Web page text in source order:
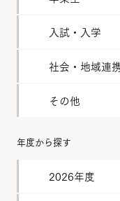
入試・入学
社会・地域連
その他
年度から探す
2026年度